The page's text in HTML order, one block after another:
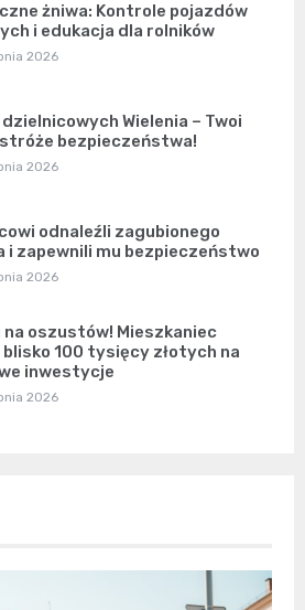
żniwa: Kontrole pojazdów
i edukacja dla rolników
2026
dzielnicowych Wielenia – Twoi
stróże bezpieczeństwa!
2026
odnaleźli zagubionego
i zapewnili mu bezpieczeństwo
2026
na oszustów! Mieszkaniec
100 tysięcy złotych na
inwestycje
2026